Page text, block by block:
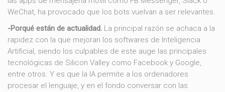
WeChat, ha provocado que los bots vuelvan a ser relevantes.
-Porqué están de actualidad. La principal razón se achaca a la
rapidez con la que mejoran los softwares de Inteligencia
Artificial, siendo los culpables de este auge las principales
tecnológicas de Silicon Valley como Facebook y Google,
entre otros. Y es que la IA permite a los ordenadores
procesar el lenguaje, y en el fondo conversar con las